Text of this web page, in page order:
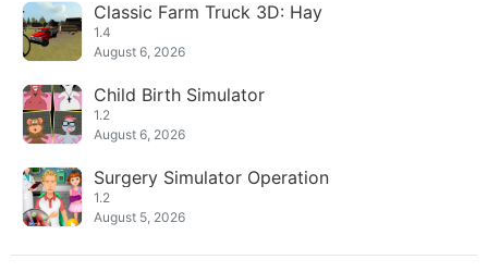
Classic Farm Truck 3D: Hay
1.4
August 6, 2026
Child Birth Simulator
1.2
August 6, 2026
Surgery Simulator Operation
1.2
August 5, 2026